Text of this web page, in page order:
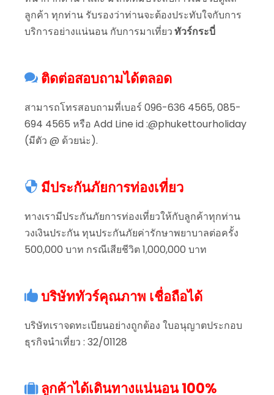
ลูกค้า ทุกท่าน รับรองว่าท่านจะต้องประทับใจกับการ
บริการอย่างแน่นอน กับการมาเที่ยวทัวร์กระบี่
ติดต่อสอบถามได้ตลอด
สามารถโทรสอบถามที่เบอร์ 096-636 4565, 085-
694 4565 หรือ Add Line id :@phukettourholiday
(มีตัว @ ด้วยน่ะ).
มีประกันภัยการท่องเที่ยว
ทางเรามีประกันภัยการท่องเที่ยวให้กับลูกค้าทุกท่าน
วงเงินประกัน ทุนประกันภัยค่ารักษาพยาบาลต่อครั้ง
500,000 บาท กรณีเสียชีวิต 1,000,000 บาท
บริษัททัวร์คุณภาพ เชื่อถือได้
บริษัทเราจดทะเบียนอย่างถูกต้อง ใบอนุญาตประกอบ
ธุรกิจนำเที่ยว : 32/01128
ลูกค้าได้เดินทางแน่นอน 100%